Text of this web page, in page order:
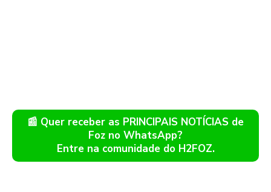
📰 Quer receber as PRINCIPAIS NOTÍCIAS de
Foz no WhatsApp?
Entre na comunidade do H2FOZ.